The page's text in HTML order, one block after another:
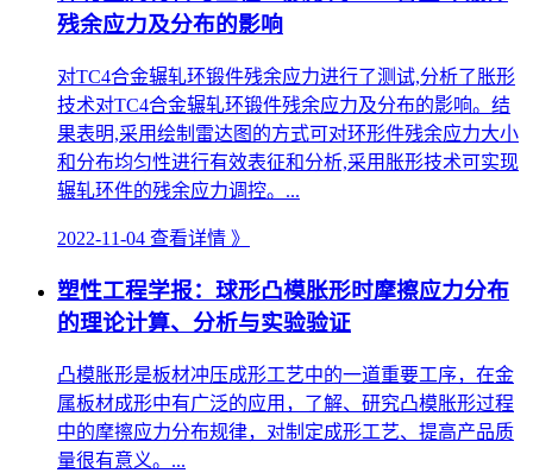
残余应力及分布的影响
对TC4合金辗轧环锻件残余应力进行了测试,分析了胀形
技术对TC4合金辗轧环锻件残余应力及分布的影响。结
果表明,采用绘制雷达图的方式可对环形件残余应力大小
和分布均匀性进行有效表征和分析,采用胀形技术可实现
辗轧环件的残余应力调控。...
2022-11-04 查看详情 》
塑性工程学报：球形凸模胀形时摩擦应力分布
的理论计算、分析与实验验证
凸模胀形是板材冲压成形工艺中的一道重要工序，在金
属板材成形中有广泛的应用，了解、研究凸模胀形过程
中的摩擦应力分布规律，对制定成形工艺、提高产品质
量很有意义。...